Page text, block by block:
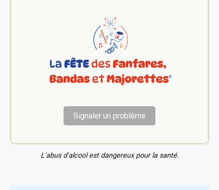
Signaler un problème
L'abus d'alcool est dangereux pour la santé.